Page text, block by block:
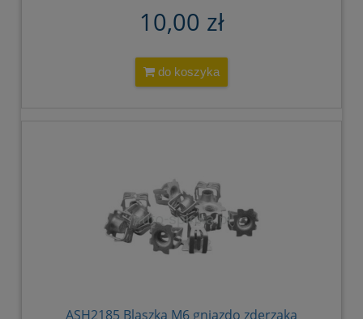
10,00 zł
do koszyka
ASH2185 Blaszka M6 gniazdo zderzaka